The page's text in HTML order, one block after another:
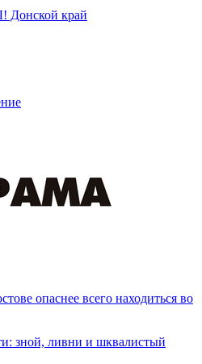
Донской край
опаснее всего находиться во
зной, ливни и шквалистый